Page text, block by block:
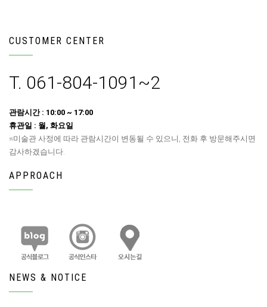
CUSTOMER CENTER
T. 061-804-1091~2
관람시간 : 10:00 ~ 17:00
휴관일 : 월, 화요일
※미술관 사정에 따라 관람시간이 변동될 수 있으니, 전화 후 방문해주시면
감사하겠습니다.
APPROACH
NEWS & NOTICE